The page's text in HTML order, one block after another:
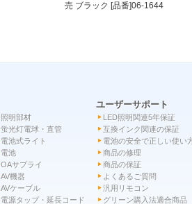
売 ブラック [品番]06-1644
照明部材
蛍光灯電球・直管
電池式ライト
電池
OAサプライ
AV機器
AVケーブル
電源タップ・延長コード
ユーザーサポート
LED照明関連5年保証
互換インク関連の保証
電池の安全で正しい使い
商品の修理
商品の保証
よくあるご質問
汎用リモコン
グリーン購入法適合商品